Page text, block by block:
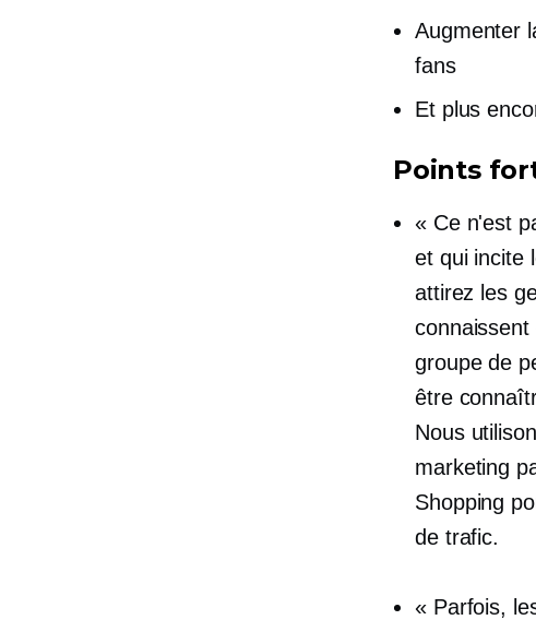
Augmenter
fans
Et plus
Points
« Ce n'est
et qui incite
attirez les
groupe de
être
Nous
marketing
Shopping
de trafic.
« Parfois,